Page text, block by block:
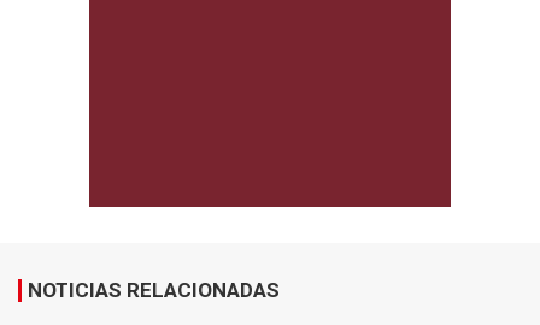
NOTICIAS RELACIONADAS